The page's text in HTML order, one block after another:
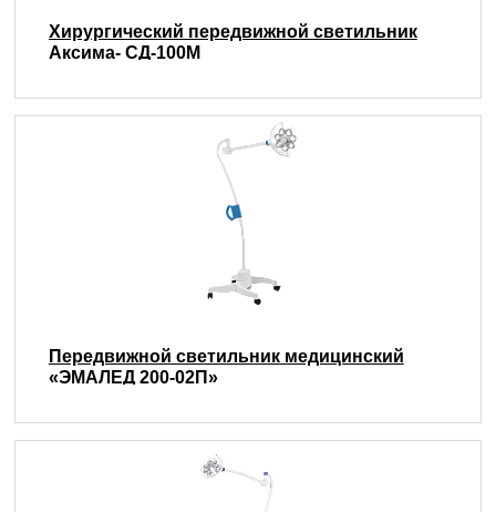
Хирургический передвижной светильник
Аксима- СД-100М
Передвижной светильник медицинский
«ЭМАЛЕД 200-02П»